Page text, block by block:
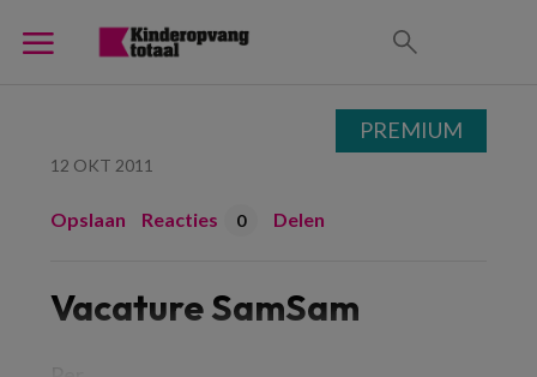
12 OKT 2011
Opslaan Reacties 0 Delen
Vacature SamSam
PREMIUM